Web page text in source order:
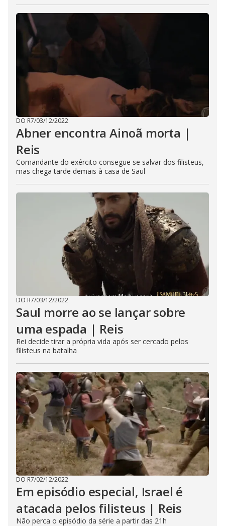
DO R7/03/12/2022
Abner encontra Ainoã morta |
Reis
Comandante do exército consegue se salvar dos filisteus,
mas chega tarde demais à casa de Saul
DO R7/03/12/2022
Saul morre ao se lançar sobre
uma espada | Reis
Rei decide tirar a própria vida após ser cercado pelos
filisteus na batalha
DO R7/02/12/2022
Em episódio especial, Israel é
atacada pelos filisteus | Reis
Não perca o episódio da série a partir das 21h